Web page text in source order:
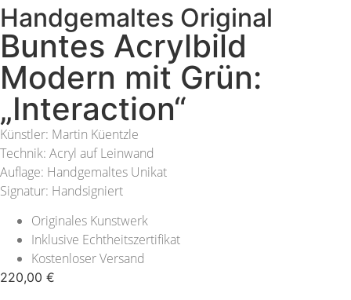
Handgemaltes Original
Buntes Acrylbild
Modern mit Grün:
„Interaction“
Künstler: Martin Küentzle
Technik: Acryl auf Leinwand
Auflage: Handgemaltes Unikat
Signatur: Handsigniert
Originales Kunstwerk
Inklusive Echtheitszertifikat
Kostenloser Versand
220,00 €